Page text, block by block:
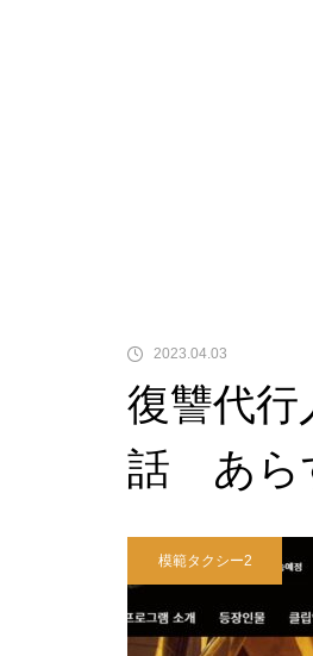
2023.04.03
復讐代
話 あら
模範タクシー2